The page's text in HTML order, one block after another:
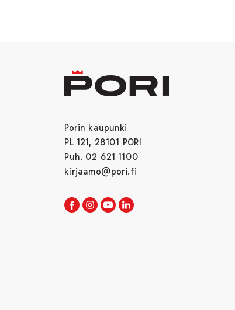
Porin kaupunki
PL 121, 28101 PORI
Puh. 02 621 1100
kirjaamo@pori.fi
Porin kaupunki Facebookissa
Avautuu uudessa välilehdessä
Porin kaupunki Instagramissa
Avautuu uudessa välilehdessä
Porin kaupunki Youtubessa
Avautuu uudessa välilehdessä